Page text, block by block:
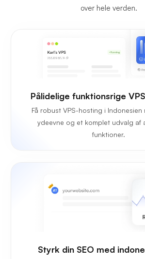
over hele verden.
Pålidelige funktionsrige
Få robust VPS-hosting i Indonesien
ydeevne og et komplet udvalg af
funktioner.
Styrk din SEO med